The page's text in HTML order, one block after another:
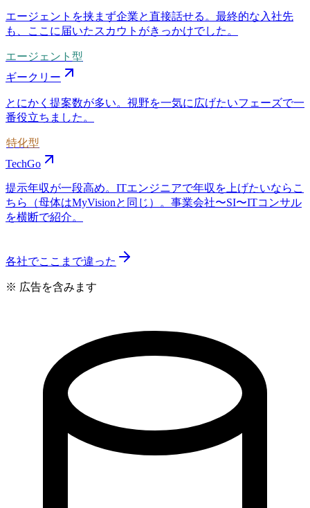
エージェントを挟まず企業と直接話せる。最終的な入社先
も、ここに届いたスカウトがきっかけでした。
エージェント型
ギークリー
とにかく提案数が多い。視野を一気に広げたいフェーズで一
番役立ちました。
特化型
TechGo
提示年収が一段高め。ITエンジニアで年収を上げたいならこ
ちら（母体はMyVisionと同じ）。事業会社〜SI〜ITコンサル
を横断で紹介。
各社でここまで違った
※ 広告を含みます